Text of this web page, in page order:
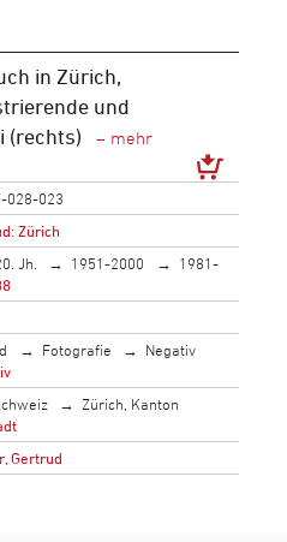
in Zürich,
und
(rechts)
028-023
Zürich
Jh. 1951-2000
1981-
Fotografie
Negativ
Zürich, Kanton
Gertrud